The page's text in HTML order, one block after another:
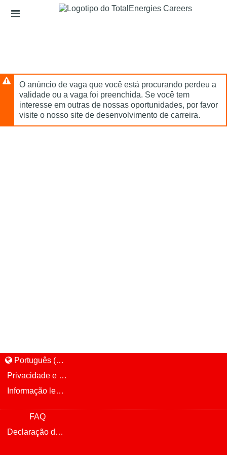
conteúdo
Links
O anúncio de vaga que você está procurando perdeu a
validade ou a vaga foi preenchida. Se você tem
interesse em outras de nossas oportunidades, por favor
visite o nosso site de desenvolvimento de carreira.
Português (Brasil)
Privacidade e política de cookie
Informação legal e aviso
FAQ
Declaração de privacidade da Infinite Talent